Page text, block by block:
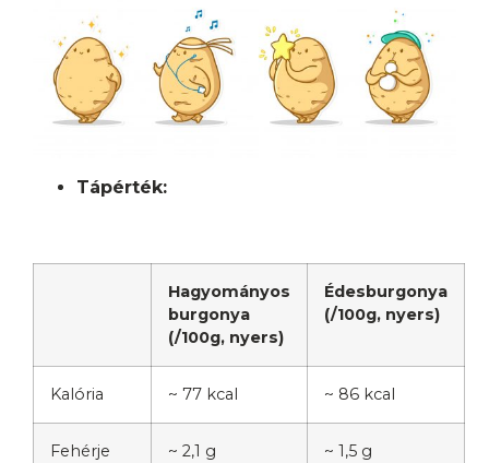
Rólunk
Kontakt
Tápérték:
Hagyományos
burgonya
(/100g, nyers)
Édesburgonya
(/100g, nyers)
Kalória ~ 77 kcal ~ 86 kcal
Fehérje ~ 2,1 g ~ 1,5 g